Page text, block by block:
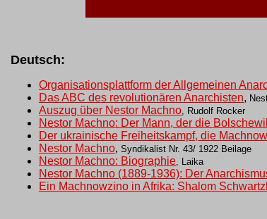
Deutsch:
Organisationsplattform der Allgemeinen
Das ABC des revolutionären Anarchisten,
Auszug über Nestor Machno, Rudolf Rocker
Nestor Machno: Der Mann, der die
Der ukrainische Freiheitskampf, die
Nestor Machno, Syndikalist Nr. 43/ 1922 Beilage
Nestor Machno: Biographie, Laika
Nestor Machno (1889-1936): Der
Ein Machnowzino in Afrika: Shalom